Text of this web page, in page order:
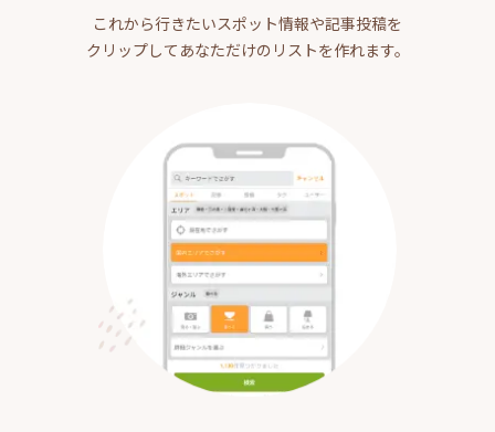
これから行きたいスポット情報や記事投稿を
クリップしてあなただけのリストを作れます。